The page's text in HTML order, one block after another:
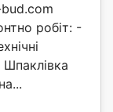
робіт: -